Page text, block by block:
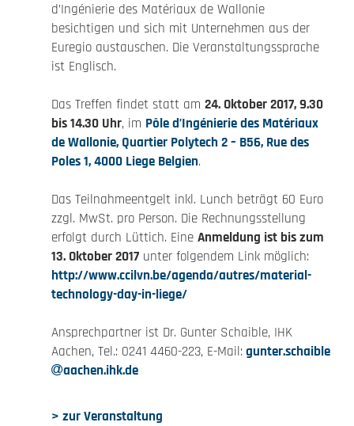
d’Ingénierie des Matériaux de Wallonie
besichtigen und sich mit Unternehmen aus der
Euregio austauschen. Die Veranstaltungssprache
ist Englisch.
Das Treffen findet statt am 24. Oktober 2017, 9.30
bis 14.30 Uhr, im Pôle d’Ingénierie des Matériaux
de Wallonie, Quartier Polytech 2 – B56, Rue des
Poles 1, 4000 Liege Belgien.
Das Teilnahmeentgelt inkl. Lunch beträgt 60 Euro
zzgl. MwSt. pro Person. Die Rechnungsstellung
erfolgt durch Lüttich. Eine Anmeldung ist bis zum
13. Oktober 2017unter folgendem Link möglich:
http://www.ccilvn.be/agenda/autres/material-
technology-day-in-liege/
Ansprechpartner ist Dr. Gunter Schaible, IHK
Aachen, Tel.: 0241 4460-223, E-Mail: gunter.schaible
aachen.ihk.de
> zur Veranstaltung